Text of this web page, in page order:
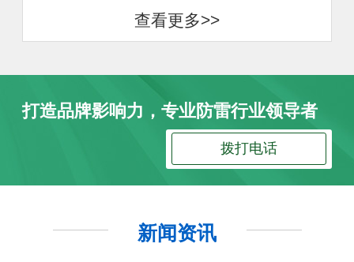
查看更多>>
打造品牌影响力，专业防雷行业领导者
拨打电话
新闻资讯